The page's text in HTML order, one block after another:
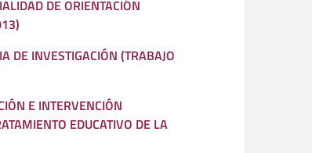
DE ORIENTACIÓN
DE INVESTIGACIÓN (TRABAJO
E INTERVENCIÓN
EDUCATIVO DE LA